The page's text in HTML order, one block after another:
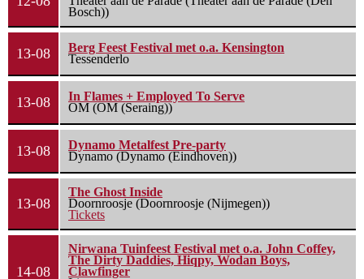
Bosch))
13-08
Berg Feest Festival met o.a. Kensington
Tessenderlo
13-08
In Flames + Employed To Serve
OM (OM (Seraing))
13-08
Dynamo Metalfest Pre-party
Dynamo (Dynamo (Eindhoven))
13-08
The Ghost Inside
Doornroosje (Doornroosje (Nijmegen))
Tickets
14-08
Nirwana Tuinfeest Festival met o.a. John Coffey,
The Dirty Daddies, Hiqpy, Wodan Boys,
Clawfinger